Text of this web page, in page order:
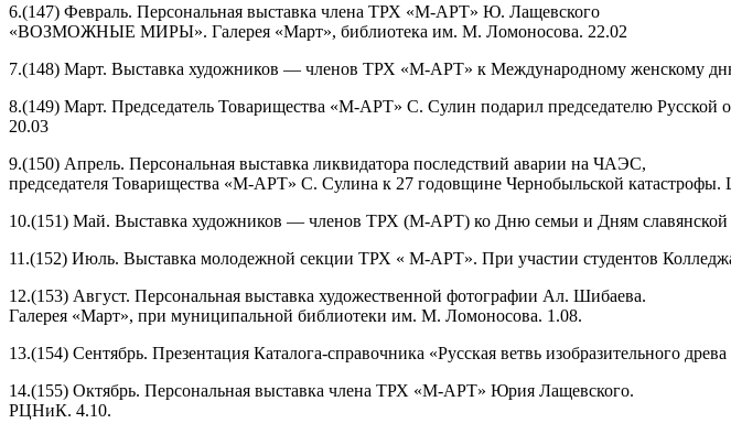
6.(147) Февраль. Персональная выставка члена ТРХ «М-АРТ» Ю. Лащевского
«ВОЗМОЖНЫЕ МИРЫ». Галерея «Март», библиотека им. М. Ломоносова. 22.02
7.(148) Март. Выставка художников — членов ТРХ «М-АРТ» к Международному женскому
8.(149) Март. Председатель Товарищества «М-АРТ» С. Сулин подарил председателю
20.03
9.(150) Апрель. Персональная выставка ликвидатора последствий аварии на ЧАЭС,
председателя Товарищества «М-АРТ» С. Сулина к 27 годовщине Чернобыльской
10.(151) Май. Выставка художников — членов ТРХ (М-АРТ) ко Дню семьи и Дням
11.(152) Июль. Выставка молодежной секции ТРХ « М-АРТ». При участии студентов
12.(153) Август. Персональная выставка художественной фотографии Ал. Шибаева.
Галерея «Март», при муниципальной библиотеки им. М. Ломоносова. 1.08.
13.(154) Сентябрь. Презентация Каталога-справочника «Русская ветвь изобразительного
14.(155) Октябрь. Персональная выставка члена ТРХ «М-АРТ» Юрия Лащевского.
РЦНиК. 4.10.